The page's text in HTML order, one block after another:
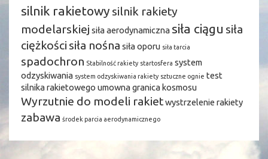
silnik rakietowy silnik rakiety
modelarskiej siła aerodynamiczna siła ciągu siła
ciężkości siła nośna siła oporu siła tarcia
spadochron Stabilność rakiety startosfera system
odzyskiwania system odzyskiwania rakiety sztuczne ognie test
silnika rakietowego umowna granica kosmosu
Wyrzutnie do modeli rakietwystrzelenie rakiety
zabawa środek parcia aerodynamicznego